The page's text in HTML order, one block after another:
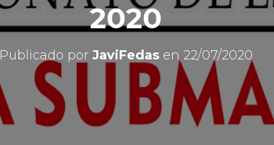
2020
Publicado por JaviFedas en 22/07/2020